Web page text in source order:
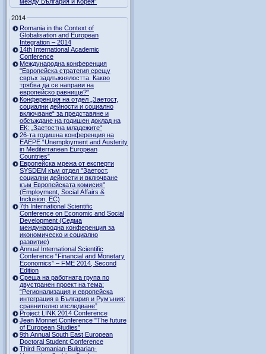
2014
Romania in the Context of
Globalisation and European
Integration – 2014
14th International Academic
Conference
Международна конференция
"Европейска стратегия срещу
свръх задлъжнялостта. Какво
трябва да се направи на
европейско равнище?"
Конференция на отдел „Заетост,
социални дейности и социално
включване“ за представяне и
обсъждане на годишен доклад на
ЕК: „Заетостна младежите“
26-та годишна конференция на
EAEPE “Unemployment and Austerity
in Mediterranean European
Countries”
Eвропейска мрежа от експерти
SYSDEM към отдел "Заетост,
социални дейности и включване
към Европейската комисия"
(Employment, Social Affairs &
Inclusion, ЕС)
7th International Scientific
Conference on Economic and Social
Development (Седма
международна конференция за
икономическо и социално
развитие)
Annual International Scientific
Conference “Financial and Monetary
Economics” – FME 2014, Second
Edition
Среща на работната група по
двустранен проект на тема:
“Регионализация и европейска
интеграция в България и Румъния:
сравнително изследване”
Project LINK 2014 Conference
Jean Monnet Conference "The future
of European Studies"
9th Annual South East European
Doctoral Student Conference
Third Romanian-Bulgarian-